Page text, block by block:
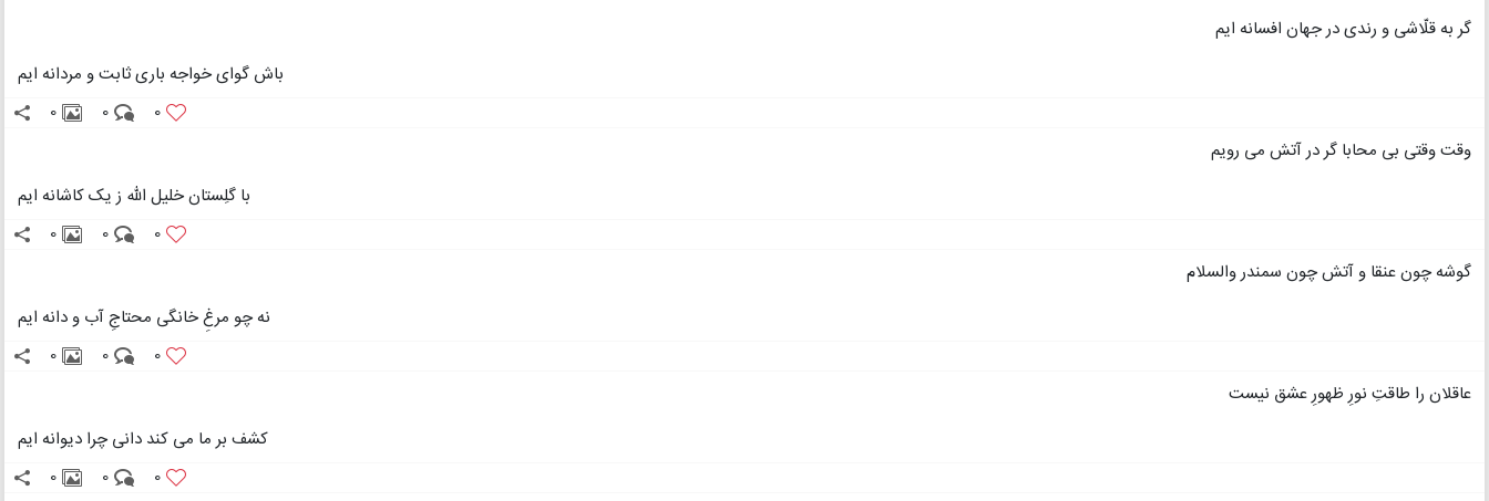
گر به قلّاشی و رندی در جهان افسانه ایم
باش گوای خواجه باری ثابت و مردانه ایم
0
0
0
وقت وقتی بی محابا گر در آتش می رویم
با گلِستان خلیل الله ز یک کاشانه ایم
0
0
0
گوشه چون عنقا و آتش چون سمندر والسلام
نه چو مرغِ خانگی محتاجِ آب و دانه ایم
0
0
0
عاقلان را طاقتِ نورِ ظهورِ عشق نیست
کشف بر ما می کند دانی چرا دیوانه ایم
0
0
0